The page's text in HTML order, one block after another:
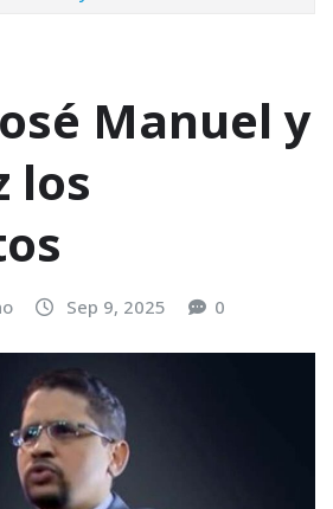
Manuel y
los
Sep 9, 2025 0